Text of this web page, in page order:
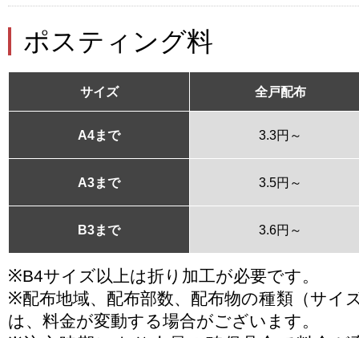
ポスティング料
サイズ 全戸配布
A4まで 3.3円～
A3まで 3.5円～
B3まで 3.6円～
※B4サイズ以上は折り加工が必要です。
※配布地域、配布部数、配布物の種類（サイ
は、料金が変動する場合がございます。